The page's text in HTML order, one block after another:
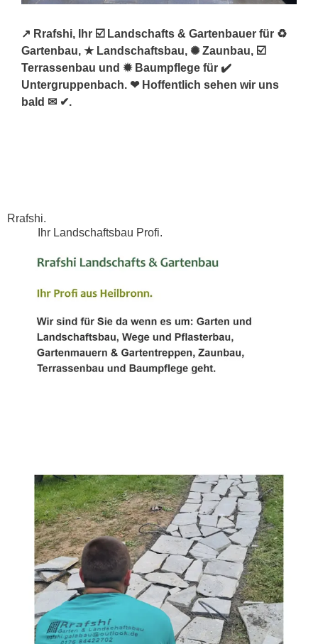
↗️ Rrafshi, Ihr ☑️ Landschafts & Gartenbauer für ♻
Gartenbau, ★ Landschaftsbau, ✺ Zaunbau, ☑️
Terrassenbau und ✹ Baumpflege für ✔️
Untergruppenbach. ❤ Hoffentlich sehen wir uns
bald ✉ ✔.
Rrafshi.
Ihr Landschaftsbau Profi.